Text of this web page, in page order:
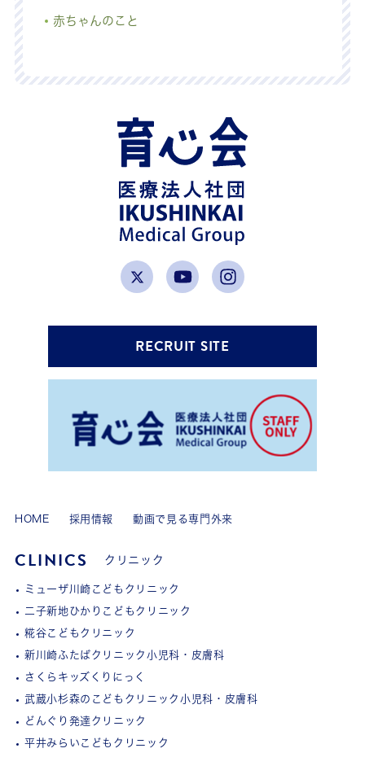
赤ちゃんのこと
RECRUIT SITE
HOME 採用情報 動画で見る専門外来
CLINICS クリニック
ミューザ川崎こどもクリニック
二子新地ひかりこどもクリニック
糀谷こどもクリニック
新川崎ふたばクリニック小児科・皮膚科
さくらキッズくりにっく
武蔵小杉森のこどもクリニック小児科・皮膚科
どんぐり発達クリニック
平井みらいこどもクリニック